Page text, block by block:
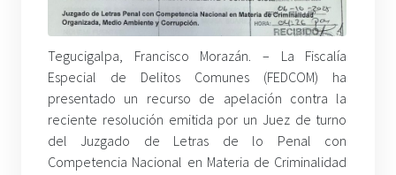
Tegucigalpa, Francisco Morazán. – La Fiscalía
Especial de Delitos Comunes (FEDCOM) ha
presentado un recurso de apelación contra la
reciente resolución emitida por un Juez de turno
del Juzgado de Letras de lo Penal con
Competencia Nacional en Materia de Criminalidad